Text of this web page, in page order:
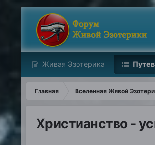
Живая Эзотерика
Главная Вселенная Живой
Христианство -